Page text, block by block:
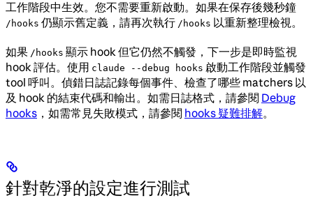
工作階段中生效。您不需要重新啟動。如果在保存後幾秒鐘
/hooks 仍顯示舊定義，請再次執行 /hooks 以重新整理檢視。
如果 /hooks 顯示 hook 但它仍然不觸發，下一步是即時監視
hook 評估。使用 claude --debug hooks 啟動工作階段並觸發
tool 呼叫。偵錯日誌記錄每個事件、檢查了哪些 matchers 以
及 hook 的結束代碼和輸出。如需日誌格式，請參閱 Debug
hooks ，如需常見失敗模式，請參閱 hooks 疑難排解。
針對乾淨的設定進行測試